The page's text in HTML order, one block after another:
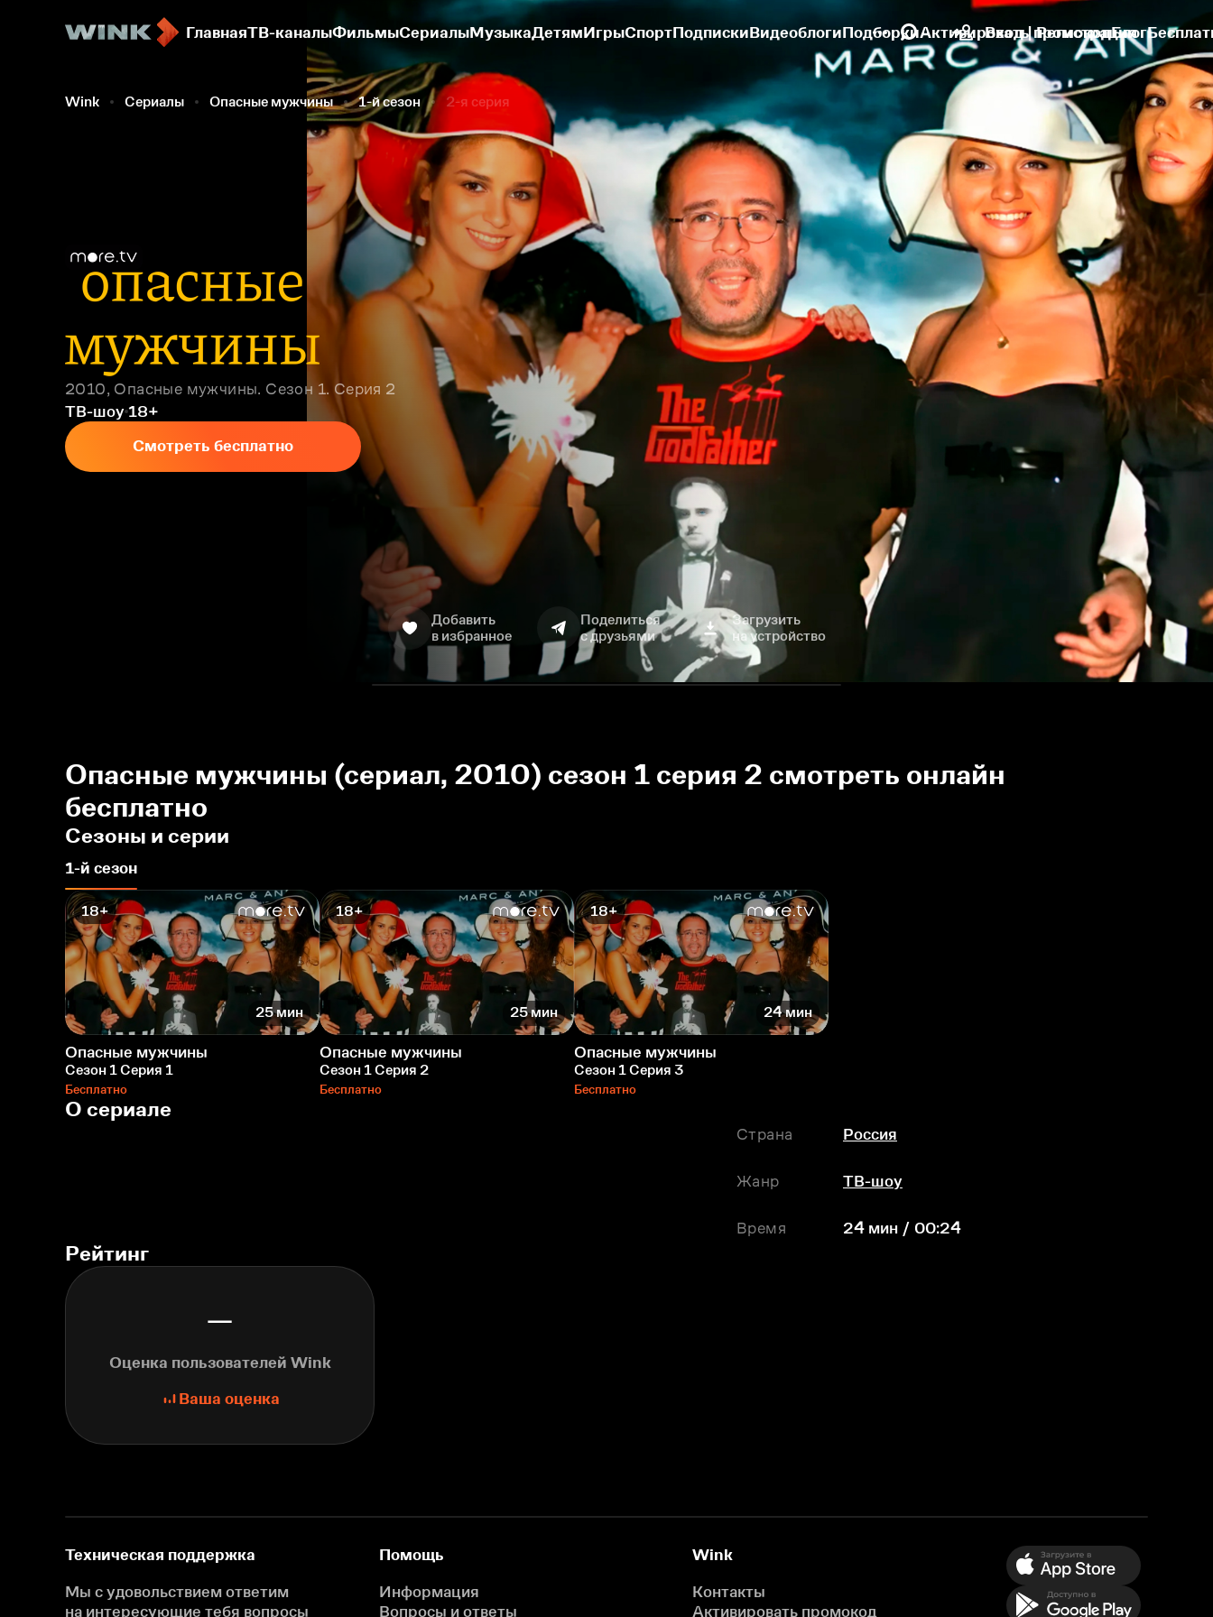
ГлавнаяТВ-каналыФильмыСериалыМузыкаДетямИгрыСпортПодпискиВидеоблогиПодборкиАктивировать промокодБлог
Вход | Регистрация
Wink Сериалы Опасные мужчины 1-й сезон 2-я серия
2010, Опасные мужчины. Сезон 1. Серия 2
ТВ-шоу 18+
Смотреть бесплатно
Добавить
в избранное
Поделиться
с друзьями
Загрузить
на устройство
Опасные мужчины (сериал, 2010) сезон 1 серия 2 смотреть онлайн
бесплатно
Сезоны и серии
1-й сезон
18+
25 мин
Опасные мужчины
Сезон 1 Серия 1
Бесплатно
18+
25 мин
Опасные мужчины
Сезон 1 Серия 2
Бесплатно
18+
24 мин
Опасные мужчины
Сезон 1 Серия 3
Бесплатно
О сериале
Страна Россия
Жанр ТВ-шоу
Время 24 мин / 00:24
Рейтинг
—
Оценка пользователей Wink
Ваша оценка
Техническая поддержка
Мы с удовольствием ответим
на интересующие тебя вопросы
Помощь
Информация
Вопросы и ответы
Wink
Контакты
Активировать промокод